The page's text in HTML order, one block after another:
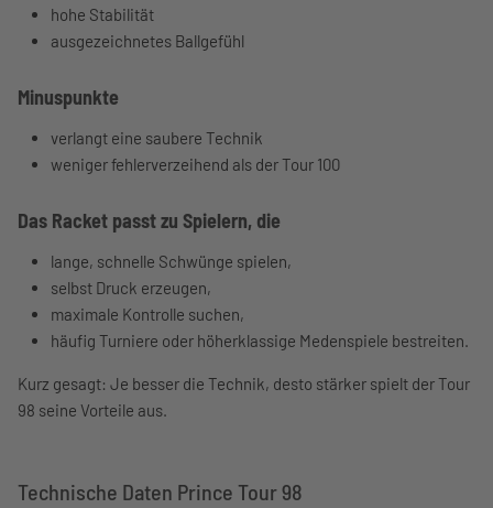
hohe Stabilität
ausgezeichnetes Ballgefühl
Minuspunkte
verlangt eine saubere Technik
weniger fehlerverzeihend als der Tour 100
Das Racket passt zu Spielern, die
lange, schnelle Schwünge spielen,
selbst Druck erzeugen,
maximale Kontrolle suchen,
häufig Turniere oder höherklassige Medenspiele bestreiten.
Kurz gesagt: Je besser die Technik, desto stärker spielt der Tour
98 seine Vorteile aus.
Technische Daten Prince Tour 98